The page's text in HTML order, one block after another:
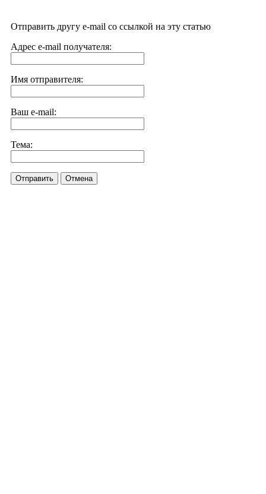
Отправить другу e-mail со ссылкой на эту статью
Адрес e-mail получателя:
Имя отправителя:
Ваш e-mail:
Тема:
Отправить Отмена